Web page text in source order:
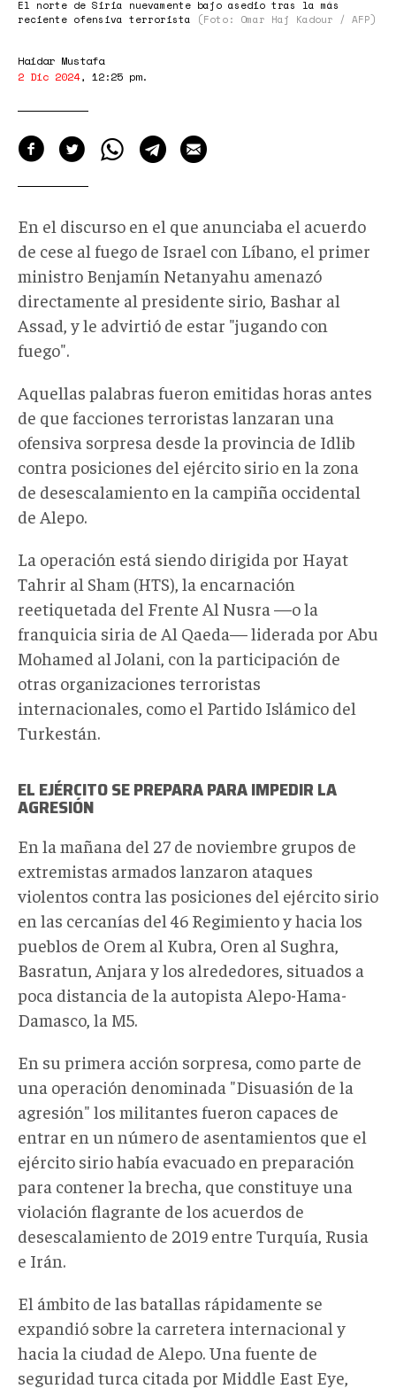
El norte de Siria nuevamente bajo asedio tras la más
reciente ofensiva terrorista
(Foto: Omar Haj Kadour / AFP)
Haidar Mustafa
2 Dic 2024, 12:25 pm.
En el discurso en el que anunciaba el acuerdo
de cese al fuego de Israel con Líbano, el primer
ministro Benjamín Netanyahu amenazó
directamente al presidente sirio, Bashar al
Assad, y le advirtió de estar "jugando con
fuego".
Aquellas palabras fueron emitidas horas antes
de que facciones terroristas lanzaran una
ofensiva sorpresa desde la provincia de Idlib
contra posiciones del ejército sirio en la zona
de desescalamiento en la campiña occidental
de Alepo.
La operación está siendo dirigida por Hayat
Tahrir al Sham (HTS), la encarnación
reetiquetada del Frente Al Nusra —o la
franquicia siria de Al Qaeda— liderada por Abu
Mohamed al Jolani, con la participación de
otras organizaciones terroristas
internacionales, como el Partido Islámico del
Turkestán.
EL EJÉRCITO SE PREPARA PARA IMPEDIR LA
AGRESIÓN
En la mañana del 27 de noviembre grupos de
extremistas armados lanzaron ataques
violentos contra las posiciones del ejército sirio
en las cercanías del 46 Regimiento y hacia los
pueblos de Orem al Kubra, Oren al Sughra,
Basratun, Anjara y los alrededores, situados a
poca distancia de la autopista Alepo-Hama-
Damasco, la M5.
En su primera acción sorpresa, como parte de
una operación denominada "Disuasión de la
agresión" los militantes fueron capaces de
entrar en un número de asentamientos que el
ejército sirio había evacuado en preparación
para contener la brecha, que constituye una
violación flagrante de los acuerdos de
desescalamiento de 2019 entre Turquía, Rusia
e Irán.
El ámbito de las batallas rápidamente se
expandió sobre la carretera internacional y
hacia la ciudad de Alepo. Una fuente de
seguridad turca citada por Middle East Eye,